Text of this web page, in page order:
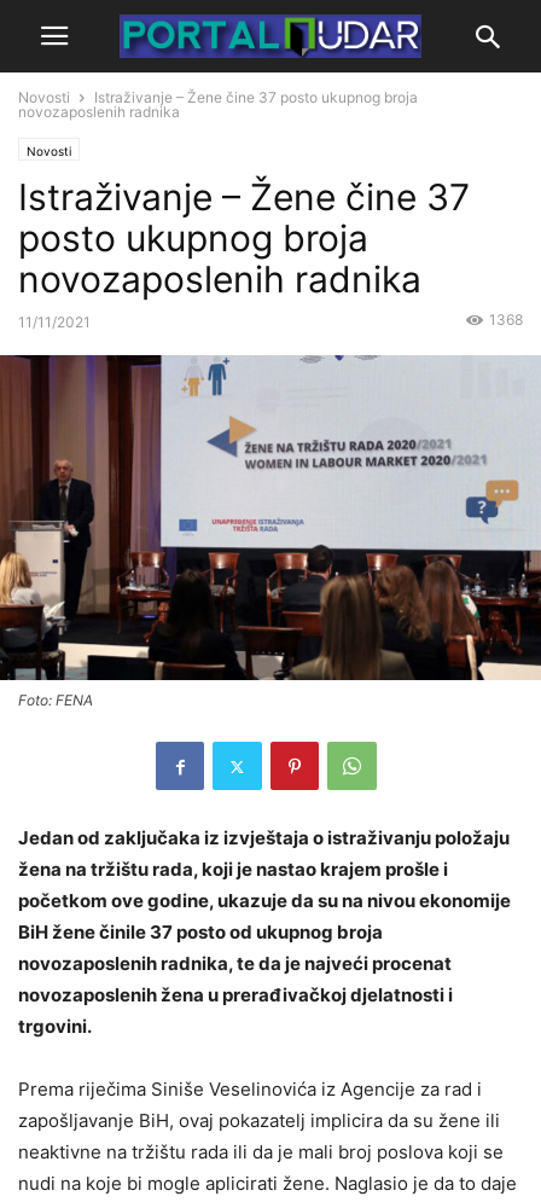
Novosti
Istraživanje – Žene čine 37 posto ukupnog broja
novozaposlenih radnika
Novosti
Istraživanje – Žene čine 37
posto ukupnog broja
novozaposlenih radnika
11/11/2021 1368
Foto: FENA
Jedan od zaključaka iz izvještaja o istraživanju položaju
žena na tržištu rada, koji je nastao krajem prošle i
početkom ove godine, ukazuje da su na nivou ekonomije
BiH žene činile 37 posto od ukupnog broja
novozaposlenih radnika, te da je najveći procenat
novozaposlenih žena u prerađivačkoj djelatnosti i
trgovini.
Prema riječima Siniše Veselinovića iz Agencije za rad i
zapošljavanje BiH, ovaj pokazatelj implicira da su žene ili
neaktivne na tržištu rada ili da je mali broj poslova koji se
nudi na koje bi mogle aplicirati žene. Naglasio je da to daje